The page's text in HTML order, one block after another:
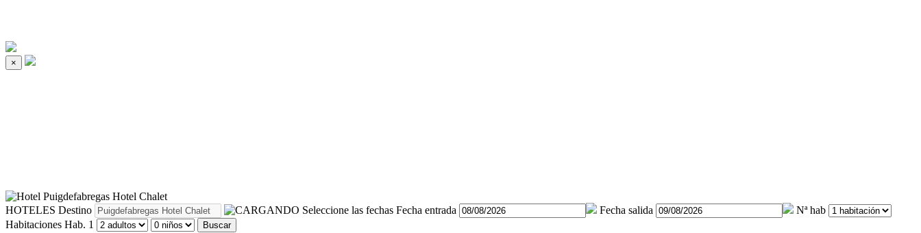
×
HOTELES Destino Seleccione las fechas Fecha entrada Fecha salida
Nª hab
Habitaciones Hab. 1 Buscar